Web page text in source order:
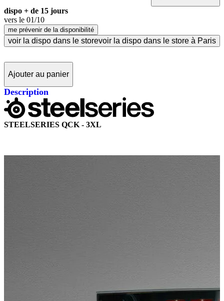
dispo + de 15 jours
vers le 01/10
me prévenir de la disponibilité
voir la dispo dans le storevoir la dispo dans le store à Paris
Ajouter au panier
Description
STEELSERIES QCK - 3XL